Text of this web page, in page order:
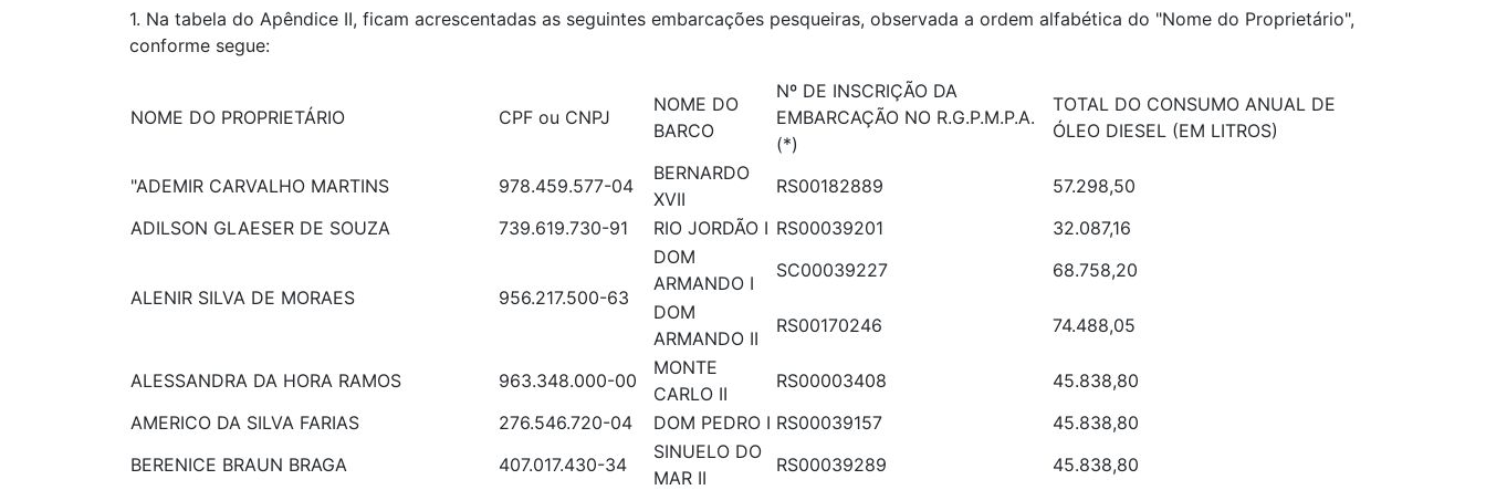
1. Na tabela do Apêndice II, ficam acrescentadas as seguintes embarcações pesqueiras, observada a ordem alfabética do "Nome do Proprietário",
conforme segue:
NOME DO PROPRIETÁRIO CPF ou CNPJ
NOME DO
BARCO
Nº DE INSCRIÇÃO DA
EMBARCAÇÃO NO R.G.P.M.P.A.
(*)
TOTAL DO CONSUMO ANUAL DE
ÓLEO DIESEL (EM LITROS)
"ADEMIR CARVALHO MARTINS 978.459.577-04
BERNARDO
XVII
RS00182889
57.298,50
ADILSON GLAESER DE SOUZA
739.619.730-91 RIO JORDÃO I RS00039201 32.087,16
ALENIR SILVA DE MORAES 956.217.500-63
DOM
ARMANDO I
SC00039227
68.758,20
DOM
ARMANDO II
RS00170246 74.488,05
ALESSANDRA DA HORA RAMOS 963.348.000-00
MONTE
CARLO II
RS00003408
45.838,80
AMERICO DA SILVA FARIAS
276.546.720-04 DOM PEDRO I RS00039157
45.838,80
BERENICE BRAUN BRAGA
407.017.430-34
SINUELO DO
MAR II
RS00039289 45.838,80